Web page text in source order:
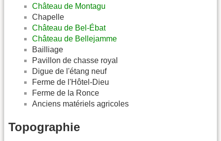
Château de Montagu
Chapelle
Château de Bel-Ébat
Château de Bellejamme
Bailliage
Pavillon de chasse royal
Digue de l'étang neuf
Ferme de l'Hôtel-Dieu
Ferme de la Ronce
Anciens matériels agricoles
Topographie